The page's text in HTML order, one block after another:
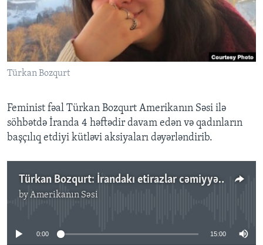
BIZI IZLƏYIN
Türkan Bozqurt
Feminist fəal Türkan Bozqurt Amerikanın Səsi ilə
söhbətdə İranda 4 həftədir davam edən və qadınların
başçılıq etdiyi kütləvi aksiyaları dəyərləndirib.
Türkan Bozqurt: İrandakı etirazlar cəmiyyətdə böyük dəyişikliklərə yol açacaq
byAmerikanın Səsi
0:00 15:00